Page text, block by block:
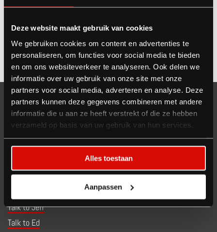
Deze website maakt gebruik van cookies
We gebruiken cookies om content en advertenties te
personaliseren, om functies voor social media te bieden
en om ons websiteverkeer te analyseren. Ook delen we
informatie over uw gebruik van onze site met onze
partners voor social media, adverteren en analyse. Deze
partners kunnen deze gegevens combineren met andere
informatie die u aan ze heeft verstrekt of die ze hebben
verzameld op basis van uw gebruik van hun services.
Alles toestaan
Aanpassen
Mail me
Exhibit in the U.S.
Show up strong
Coast to coast
Talk to Jeanne
Talk to Jeff
Talk to Ed